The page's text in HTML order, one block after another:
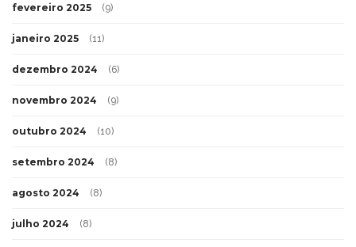
fevereiro 2025 (9)
janeiro 2025 (11)
dezembro 2024 (6)
novembro 2024 (9)
outubro 2024 (10)
setembro 2024 (8)
agosto 2024 (8)
julho 2024 (8)